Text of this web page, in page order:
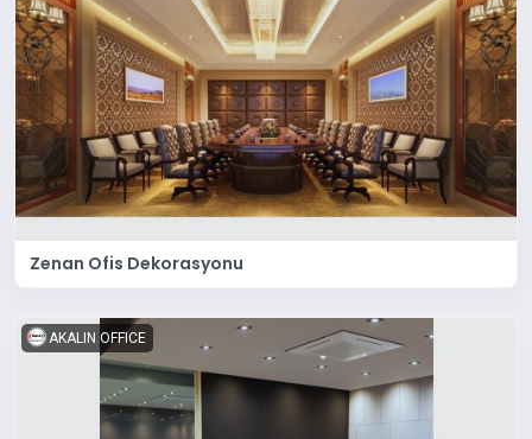
Zenan Ofis Dekorasyonu
AKALIN OFFICE